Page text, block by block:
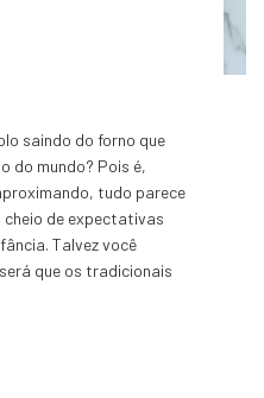
saindo do forno que
do mundo? Pois é,
tudo parece
de expectativas
Talvez você
que os tradicionais